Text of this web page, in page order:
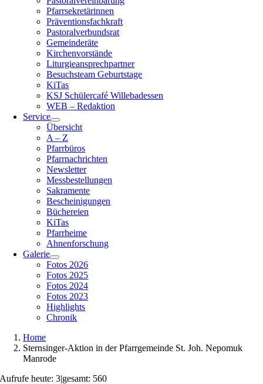
Pfarrsekretärinnen
Präventionsfachkraft
Pastoralverbundsrat
Gemeinderäte
Kirchenvorstände
Liturgieansprechpartner
Besuchsteam Geburtstage
KiTas
KSJ Schülercafé Willebadessen
WEB – Redaktion
Service
Übersicht
A – Z
Pfarrbüros
Pfarrnachrichten
Newsletter
Messbestellungen
Sakramente
Bescheinigungen
Büchereien
KiTas
Pfarrheime
Ahnenforschung
Galerie
Fotos 2026
Fotos 2025
Fotos 2024
Fotos 2023
Highlights
Chronik
Home
Sternsinger-Aktion in der Pfarrgemeinde St. Joh. Nepomuk
Manrode
Aufrufe heute: 3|gesamt: 560